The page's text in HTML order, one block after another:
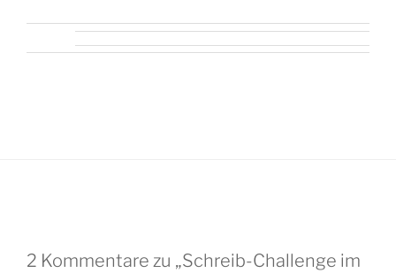
2 Kommentare zu „Schreib-Challenge im